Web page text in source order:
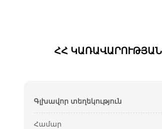
ՀՀ ԿԱՌԱՎԱՐՈՒԹՅԱՆ
Գլխավոր տեղեկություն
Համար